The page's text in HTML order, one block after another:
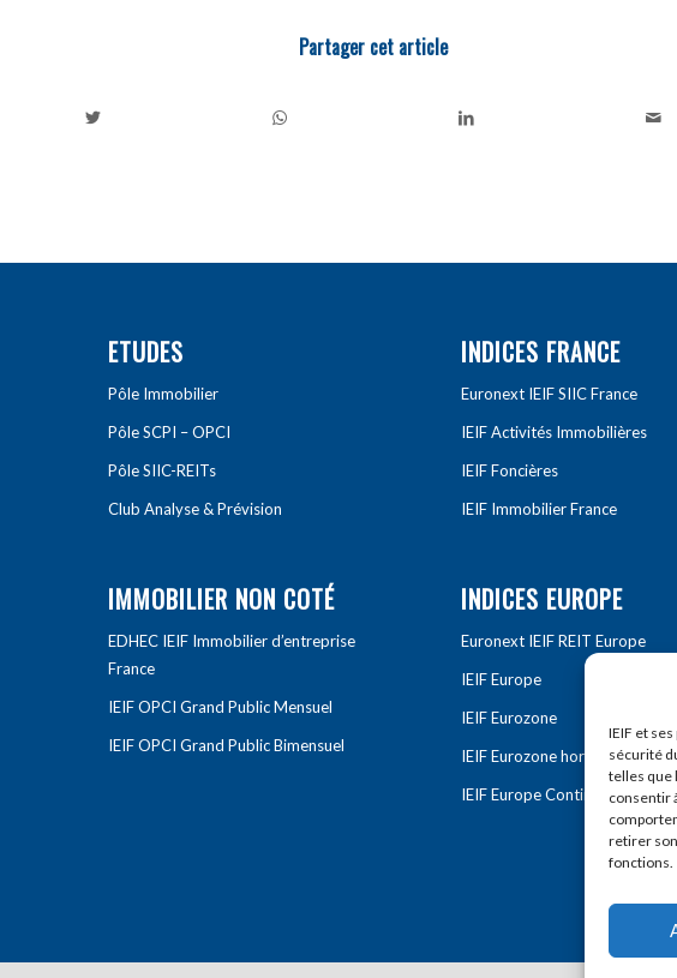
IEIF et
sécurité
telles que
consentir
retirer
fonctions.
Partager cet article
ETUDES
Pôle Immobilier
Pôle SCPI – OPCI
Pôle SIIC-REITs
Club Analyse & Prévision
IMMOBILIER NON COTÉ
EDHEC IEIF Immobilier d’entreprise
France
IEIF OPCI Grand Public Mensuel
IEIF OPCI Grand Public Bimensuel
INDICES FRANCE
Euronext IEIF SIIC France
IEIF Activités Immobilières
IEIF Foncières
IEIF Immobilier France
INDICES EUROPE
Euronext IEIF REIT Europe
IEIF Europe
IEIF Eurozone
IEIF Eurozone hors France
IEIF Europe Continentale